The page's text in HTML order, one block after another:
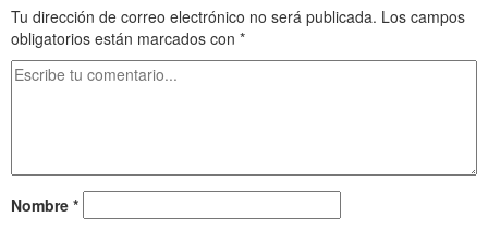
Tu dirección de correo electrónico no será publicada. Los campos
obligatorios están marcados con *
Nombre *